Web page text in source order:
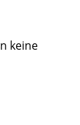
keine